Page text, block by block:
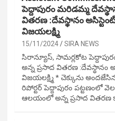
పెద్దాపురం మరిడమ్మ
వితరణ :దేవస్థానం
విజయలక్ష్మి
15/11/2024 SIRA NEWS
సిరాన్యూస్, సామర్లకోట
అన్న ప్రసాద వితరణ :దేవస్థానం
విజయలక్ష్మి * చెక్కును
రిపోర్టర్ పెద్దాపురం పట్టణంలో
ఆలయంలో అన్న ప్రసాద వితరణ